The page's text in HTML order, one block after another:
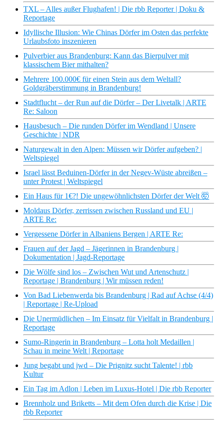
TXL – Alles außer Flughafen! | Die rbb Reporter | Doku &
Reportage
Idyllische Illusion: Wie Chinas Dörfer im Osten das perfekte
Urlaubsfoto inszenieren
Pulverbier aus Brandenburg: Kann das Bierpulver mit
klassischem Bier mithalten?
Mehrere 100.000€ für einen Stein aus dem Weltall?
Goldgräberstimmung in Brandenburg!
Stadtflucht – der Run auf die Dörfer – Der Livetalk | ARTE
Re: Saloon
Hausbesuch – Die runden Dörfer im Wendland | Unsere
Geschichte | NDR
Naturgewalt in den Alpen: Müssen wir Dörfer aufgeben? |
Weltspiegel
Israel lässt Beduinen-Dörfer in der Negev-Wüste abreißen –
unter Protest | Weltspiegel
Ein Haus für 1€?! Die ungewöhnlichsten Dörfer der Welt 🤯
Moldaus Dörfer, zerrissen zwischen Russland und EU |
ARTE Re:
Vergessene Dörfer in Albaniens Bergen | ARTE Re:
Frauen auf der Jagd – Jägerinnen in Brandenburg |
Dokumentation | Jagd-Reportage
Die Wölfe sind los – Zwischen Wut und Artenschutz |
Reportage | Brandenburg | Wir müssen reden!
Von Bad Liebenwerda bis Brandenburg | Rad auf Achse (4/4)
| Reportage | Re-Upload
Die Unermüdlichen – Im Einsatz für Vielfalt in Brandenburg |
Reportage
Sumo-Ringerin in Brandenburg – Lotta holt Medaillen |
Schau in meine Welt | Reportage
Jung begabt und jwd – Die Prignitz sucht Talente! | rbb
Kultur
Ein Tag im Adlon | Leben im Luxus-Hotel | Die rbb Reporter
Brennholz und Briketts – Mit dem Ofen durch die Krise | Die
rbb Reporter